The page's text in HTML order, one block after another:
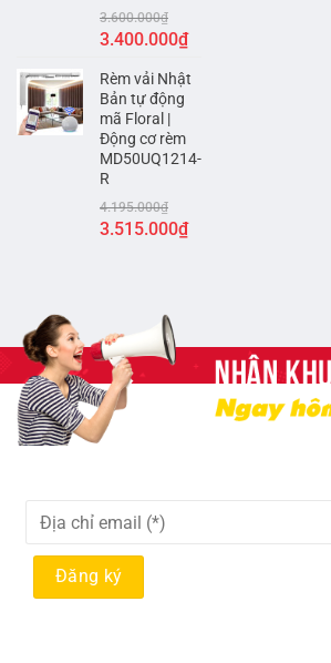
3.600.000₫
Giá
là:
3.600.000₫.
3.400.000₫Giá
tại
Rèm vải Nhật
Bản tự động
mã Floral |
Động cơ rèm
MD50UQ1214-
R
4.195.000₫
Giá
3.515.000₫Giá